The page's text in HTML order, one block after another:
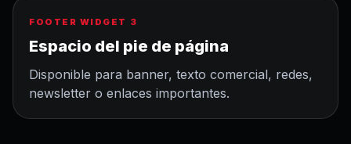
FOOTER WIDGET 3
Espacio del pie de página
Disponible para banner, texto comercial, redes,
newsletter o enlaces importantes.